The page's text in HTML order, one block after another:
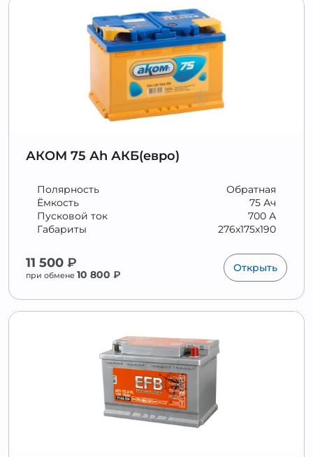
АКОМ 75 Аh АКБ(евро)
Обратная
Полярность
75 Ач
Ёмкость
700 А
Пусковой ток
276x175x190
Габариты
11 500 ₽
при обмене 10 800 ₽
Открыть